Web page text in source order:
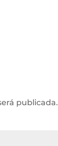
publicada.